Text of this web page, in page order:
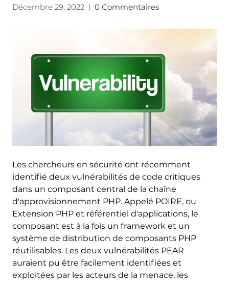
Décembre 29, 2022| 0 Commentaires
Les chercheurs en sécurité ont récemment
identifié deux vulnérabilités de code critiques
dans un composant central de la chaîne
d'approvisionnement PHP. Appelé POIRE, ou
Extension PHP et référentiel d'applications, le
composant est à la fois un framework et un
système de distribution de composants PHP
réutilisables. Les deux vulnérabilités PEAR
auraient pu être facilement identifiées et
exploitées par les acteurs de la menace, les